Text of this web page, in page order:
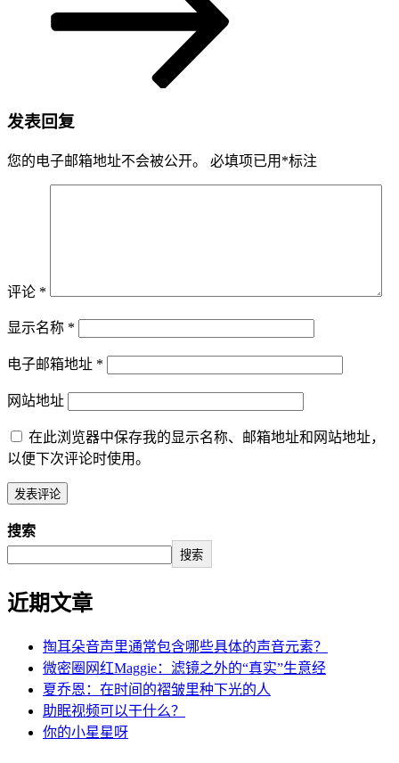
发表回复
您的电子邮箱地址不会被公开。 必填项已用 *标注
评论 *
显示名称 *
电子邮箱地址 *
网站地址
在此浏览器中保存我的显示名称、邮箱地址和网站地址，
以便下次评论时使用。
搜索
搜索
近期文章
掏耳朵音声里通常包含哪些具体的声音元素？
微密圈网红Maggie：滤镜之外的“真实”生意经
夏乔恩：在时间的褶皱里种下光的人
助眠视频可以干什么？
你的小星星呀